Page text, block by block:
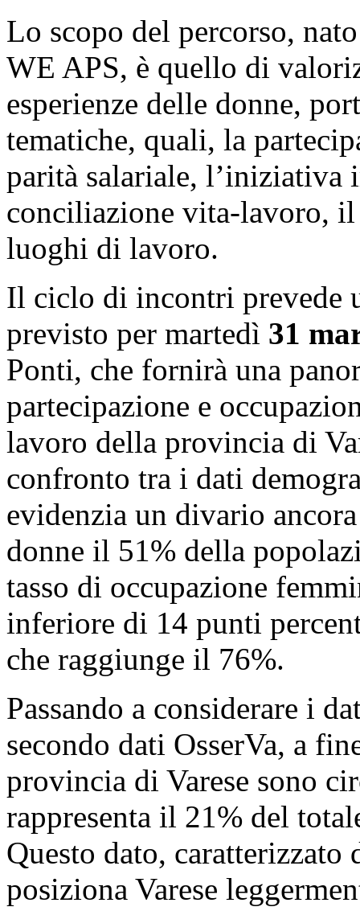
Lo scopo del percorso,
WE APS, è quello di
esperienze delle donne,
tematiche, quali, la
parità salariale, l’iniziativa
conciliazione vita-lavoro,
luoghi di lavoro.
Il ciclo di incontri prevede
previsto per martedì 31
Ponti, che fornirà una
partecipazione e
lavoro della provincia di
confronto tra i dati
evidenzia un divario
donne il 51% della
tasso di occupazione
inferiore di 14 punti
che raggiunge il 76%.
Passando a considerare i
secondo dati OsserVa, a
provincia di Varese sono
rappresenta il 21% del
Questo dato,
posiziona Varese